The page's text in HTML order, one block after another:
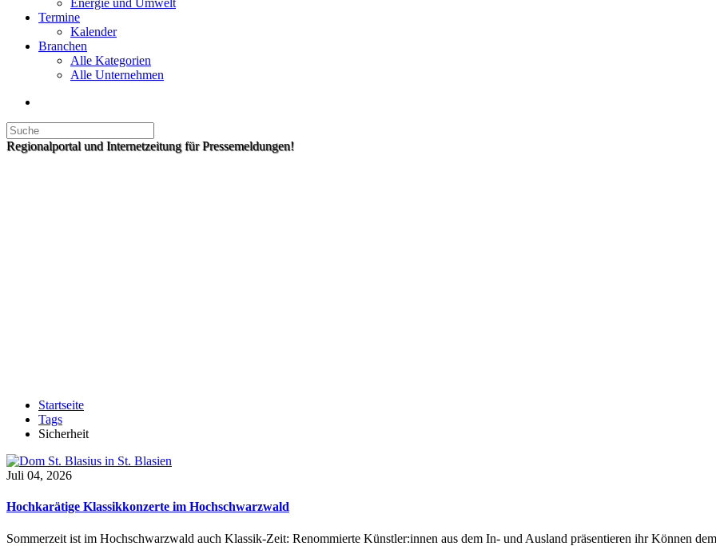
Energie und Umwelt
Termine
Kalender
Branchen
Alle Kategorien
Alle Unternehmen
Regionalportal und Internetzeitung für Pressemeldungen!
Startseite
Tags
Sicherheit
Juli 04, 2026
Hochkarätige Klassikkonzerte im Hochschwarzwald
Sommerzeit ist im Hochschwarzwald auch Klassik-Zeit: Renommierte Künstler:innen aus dem In- und Ausland präsentieren ihr Können